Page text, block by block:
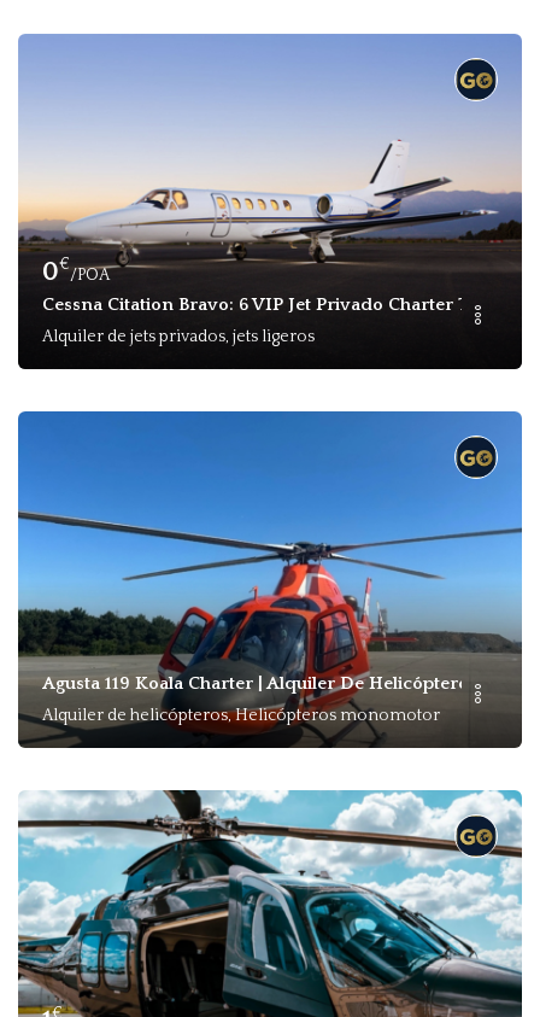
0€
/POA
Cessna Citation Bravo: 6 VIP Jet Privado Charter Turquía
Alquiler de jets privados, jets ligeros
Agusta 119 Koala Charter | Alquiler De Helicópteros
Alquiler de helicópteros, Helicópteros monomotor
€